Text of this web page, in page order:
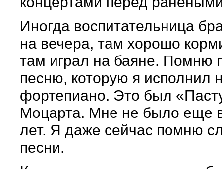
Иногда воспитательница
на вечера, там хорошо
там играл на баяне. Помню
песню, которую я исполнил
фортепиано. Это был
Моцарта. Мне не было еще
лет. Я даже сейчас помню
песни.